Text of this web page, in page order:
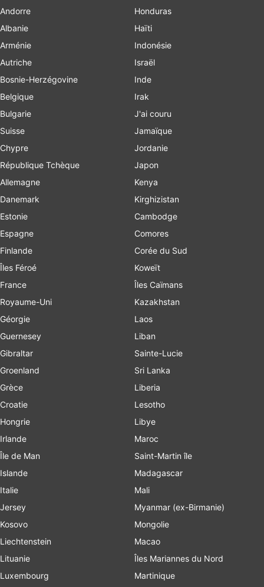
Andorre
Albanie
Arménie
Autriche
Bosnie-Herzégovine
Belgique
Bulgarie
Suisse
Chypre
République Tchèque
Allemagne
Danemark
Estonie
Espagne
Finlande
Îles Féroé
France
Royaume-Uni
Géorgie
Guernesey
Gibraltar
Groenland
Grèce
Croatie
Hongrie
Irlande
Île de Man
Islande
Italie
Jersey
Kosovo
Liechtenstein
Lituanie
Luxembourg
Honduras
Haïti
Indonésie
Israël
Inde
Irak
J'ai couru
Jamaïque
Jordanie
Japon
Kenya
Kirghizistan
Cambodge
Comores
Corée du Sud
Koweït
Îles Caïmans
Kazakhstan
Laos
Liban
Sainte-Lucie
Sri Lanka
Liberia
Lesotho
Libye
Maroc
Saint-Martin île
Madagascar
Mali
Myanmar (ex-Birmanie)
Mongolie
Macao
Îles Mariannes du Nord
Martinique